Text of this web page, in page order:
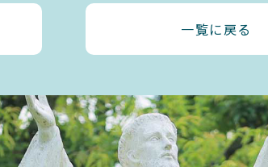
一覧に戻る